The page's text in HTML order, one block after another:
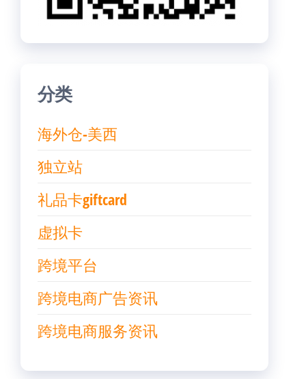
分类
海外仓-美西
独立站
礼品卡giftcard
虚拟卡
跨境平台
跨境电商广告资讯
跨境电商服务资讯